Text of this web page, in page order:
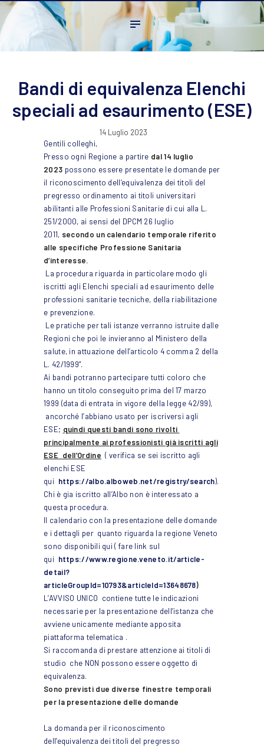
Home
L’ordine
Ambito Professionale
News
FAQ
Contatti
Bandi di equivalenza Elenchi
speciali ad esaurimento (ESE)
14 Luglio 2023
Gentili colleghi,
Presso ogni Regione a partire dal 14 luglio
2023 possono essere presentate le domande per
il riconoscimento dell’equivalenza dei titoli del
pregresso ordinamento ai titoli universitari
abilitanti alle Professioni Sanitarie di cui alla L.
251/2000, ai sensi del DPCM 26 luglio
2011, secondo un calendario temporale riferito
alle specifiche Professione Sanitaria
d’interesse.
La procedura riguarda in particolare modo gli
iscritti agli Elenchi speciali ad esaurimento delle
professioni sanitarie tecniche, della riabilitazione
e prevenzione.
Le pratiche per tali istanze verranno istruite dalle
Regioni che poi le invieranno al Ministero della
salute, in attuazione dell’articolo 4 comma 2 della
L. 42/1999”.
Ai bandi potranno partecipare tutti coloro che
hanno un titolo conseguito prima del 17 marzo
1999 (data di entrata in vigore della legge 42/99),
ancorché l’abbiano usato per iscriversi agli
ESE; quindi questi bandi sono rivolti
principalmente ai professionisti già iscritti agli
ESE dell’Ordine ( verifica se sei iscritto agli
elenchi ESE
qui https://albo.alboweb.net/registry/search).
Chi è gia iscritto all’Albo non è interessato a
questa procedura.
Il calendario con la presentazione delle domande
e i dettagli per quanto riguarda la regione Veneto
sono disponibili qui ( fare link sul
qui https://www.regione.veneto.it/article-
detail?
articleGroupId=10793&articleId=13648678)
L’AVVISO UNICO contiene tutte le indicazioni
necessarie per la presentazione dell’istanza che
avviene unicamente mediante apposita
piattaforma telematica .
Si raccomanda di prestare attenzione ai titoli di
studio che NON possono essere oggetto di
equivalenza.
Sono previsti due diverse finestre temporali
per la presentazione delle domande
La domanda per il riconoscimento
dell’equivalenza dei titoli del pregresso